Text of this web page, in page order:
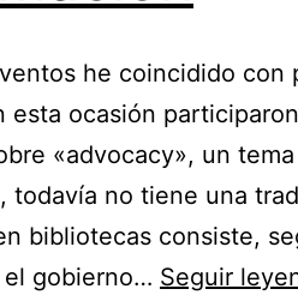
he coincidido con
esta ocasión
«advocacy», un
todavía no tiene una
bibliotecas consiste,
gobierno… Seguir